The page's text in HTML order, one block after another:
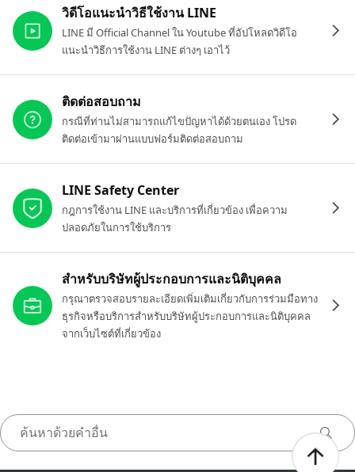
วิดีโอแนะนำวิธีใช้งาน LINE
LINE มี Official Channel ใน Youtube ที่อัปโหลดวิดีโอ
แนะนำวิธีการใช้งาน LINE ต่างๆ เอาไว้
ติดต่อสอบถาม
กรณีที่ท่านไม่สามารถแก้ไขปัญหาได้ด้วยตนเอง โปรด
ติดต่อเข้ามาผ่านแบบฟอร์มติดต่อสอบถาม
LINE Safety Center
กฎการใช้งาน LINE และบริการที่เกี่ยวข้อง เพื่อความ
ปลอดภัยในการใช้บริการ
สำหรับบริษัทผู้ประกอบการและนิติบุคคล
กรุณาตรวจสอบรายละเอียดเพิ่มเติมเกี่ยวกับการร่วมมือทาง
ธุรกิจหรือบริการสำหรับบริษัทผู้ประกอบการและนิติบุคคล
จากเว็บไซต์ที่เกี่ยวข้อง